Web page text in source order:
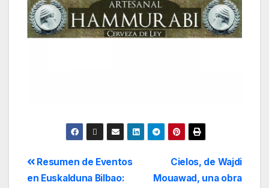
Cielos, de Wajdi
Mouawad, una obra
Resumen de Eventos
en Euskalduna Bilbao: